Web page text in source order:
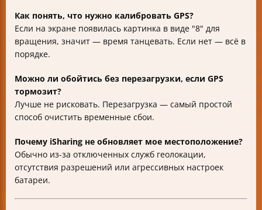
Как понять, что нужно калибровать GPS?
Если на экране появилась картинка в виде "8" для
вращения, значит — время танцевать. Если нет — всё в
порядке.
Можно ли обойтись без перезагрузки, если GPS
тормозит?
Лучше не рисковать. Перезагрузка — самый простой
способ очистить временные сбои.
Почему iSharing не обновляет мое местоположение?
Обычно из-за отключенных служб геолокации,
отсутствия разрешений или агрессивных настроек
батареи.